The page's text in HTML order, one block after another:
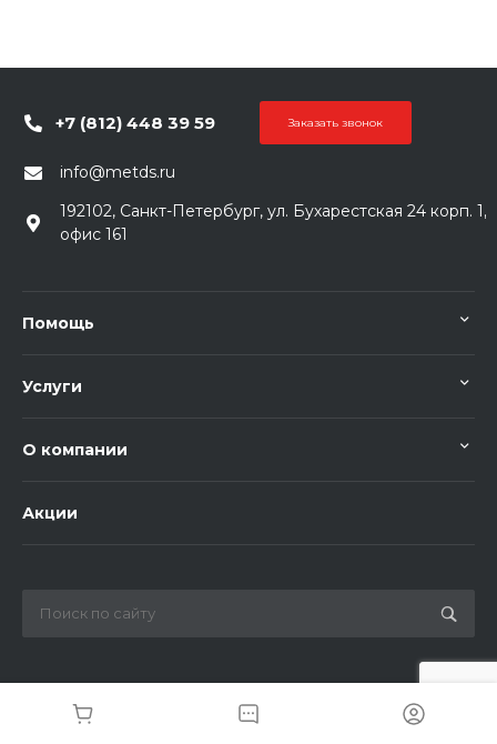
+7 (812) 448 39 59 Заказать звонок
info@metds.ru
192102, Санкт-Петербург, ул. Бухарестская 24 корп. 1,
офис 161
Помощь
Услуги
О компании
Акции